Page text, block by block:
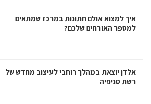
איך למצוא אולם חתונות במרכז שמתאים
למספר האורחים שלכם?
אלדן יוצאת במהלך רוחבי לעיצוב מחדש של
רשת סניפיה